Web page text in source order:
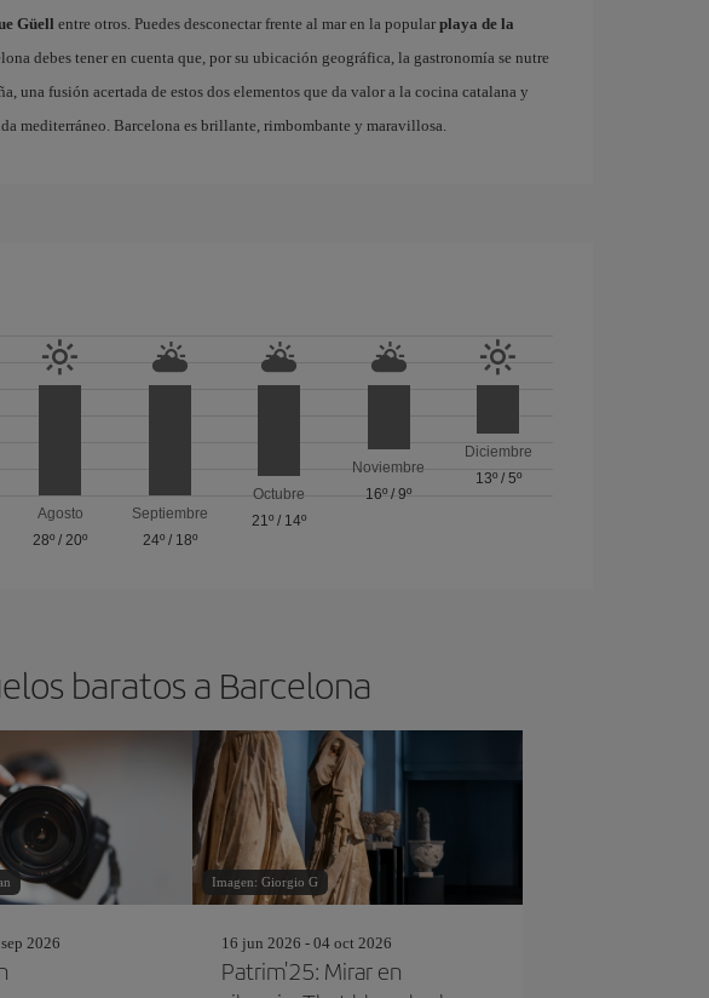
Güell entre otros. Puedes desconectar frente al mar en la popular playa de la
debes tener en cuenta que, por su ubicación geográfica, la gastronomía se nutre
una fusión acertada de estos dos elementos que da valor a la cocina catalana y
mediterráneo. Barcelona es brillante, rimbombante y maravillosa.
Agosto
28º /20º
Septiembre
24º/ 18º
Octubre
21º / 14º
Noviembre
16º /9º
Diciembre
13º/ 5º
baratos a Barcelona
2026
Imagen: Giorgio G
16 jun 2026 - 04 oct 2026
Patrim'25: Mirar en